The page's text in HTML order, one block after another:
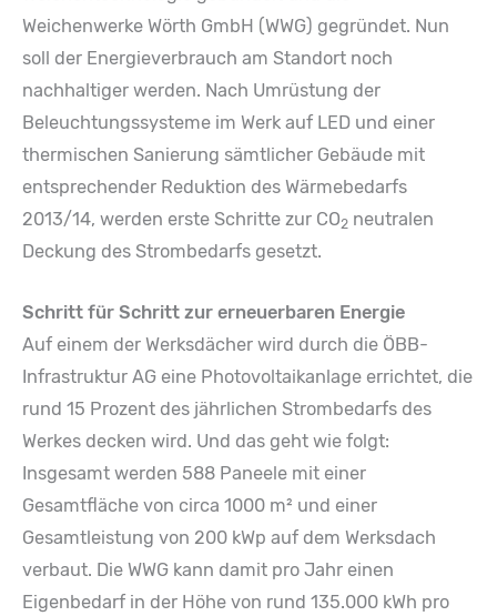
Weichenwerke Wörth GmbH (WWG) gegründet. Nun
soll der Energieverbrauch am Standort noch
nachhaltiger werden. Nach Umrüstung der
Beleuchtungssysteme im Werk auf LED und einer
thermischen Sanierung sämtlicher Gebäude mit
entsprechender Reduktion des Wärmebedarfs
2013/14, werden erste Schritte zur CO2 neutralen
Deckung des Strombedarfs gesetzt.
Schritt für Schritt zur erneuerbaren Energie
Auf einem der Werksdächer wird durch die ÖBB-
Infrastruktur AG eine Photovoltaikanlage errichtet, die
rund 15 Prozent des jährlichen Strombedarfs des
Werkes decken wird. Und das geht wie folgt:
Insgesamt werden 588 Paneele mit einer
Gesamtfläche von circa 1000 m² und einer
Gesamtleistung von 200 kWp auf dem Werksdach
verbaut. Die WWG kann damit pro Jahr einen
Eigenbedarf in der Höhe von rund 135.000 kWh pro